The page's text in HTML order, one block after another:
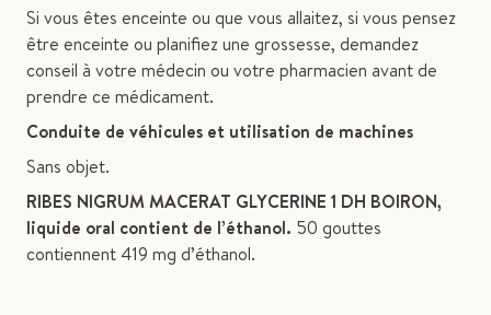
Si vous êtes enceinte ou que vous allaitez, si vous pensez
être enceinte ou planifiez une grossesse, demandez
conseil à votre médecin ou votre pharmacien avant de
prendre ce médicament.
Conduite de véhicules et utilisation de machines
Sans objet.
RIBES NIGRUM MACERAT GLYCERINE 1 DH BOIRON,
liquide oral contient de l’éthanol. 50 gouttes
contiennent 419 mg d’éthanol.